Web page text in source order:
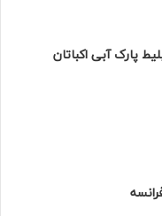
پارک آبی اکباتان